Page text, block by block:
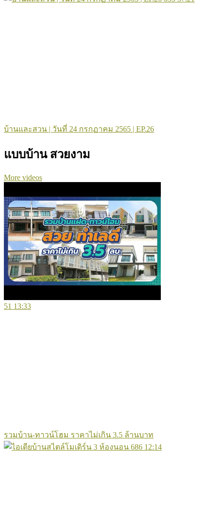
บ้านและสวน | วันที่ 24 กรกฏาคม 2565 | EP.26
แบบบ้าน สวยงาม
More videos
51 13:33
รวมบ้าน-ทาวน์โฮม ราคาไม่เกิน 3.5 ล้านบาท
686 12:14